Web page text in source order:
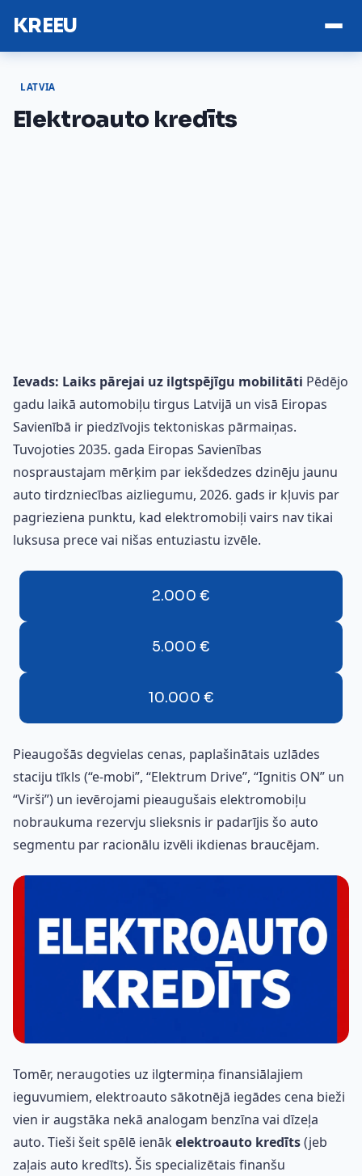
KREEU
LATVIA
Elektroauto kredīts
Ievads: Laiks pārejai uz ilgtspējīgu mobilitāti Pēdējo
gadu laikā automobiļu tirgus Latvijā un visā Eiropas
Savienībā ir piedzīvojis tektoniskas pārmaiņas.
Tuvojoties 2035. gada Eiropas Savienības
nospraustajam mērķim par iekšdedzes dzinēju jaunu
auto tirdzniecības aizliegumu, 2026. gads ir kļuvis par
pagrieziena punktu, kad elektromobiļi vairs nav tikai
luksusa prece vai nišas entuziastu izvēle.
2.000 €
5.000 €
10.000 €
Pieaugošās degvielas cenas, paplašinātais uzlādes
staciju tīkls (“e-mobi”, “Elektrum Drive”, “Ignitis ON” un
“Virši”) un ievērojami pieaugušais elektromobiļu
nobraukuma rezervju slieksnis ir padarījis šo auto
segmentu par racionālu izvēli ikdienas braucējam.
Tomēr, neraugoties uz ilgtermiņa finansiālajiem
ieguvumiem, elektroauto sākotnējā iegādes cena bieži
vien ir augstāka nekā analogam benzīna vai dīzeļa
auto. Tieši šeit spēlē ienākelektroauto kredīts(jeb
zaļais auto kredīts). Šis specializētais finanšu